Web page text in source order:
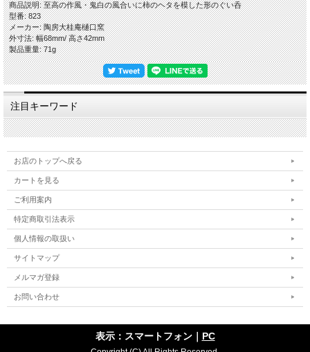
◎酒注ぎ－器の縁に酒を注ぐための注ぎ口が付いていることから片口とも言われて
おりますが、当店では装飾的に片口にしている器があることから酒注ぎとして分類
しております。
〇徳利と酒注ぎの違い ・徳利は細い首があることで燗酒が冷めにくいといった反
面、器を洗浄しにくいという点があります。
・酒注ぎは口径が大きいことから燗酒が冷めやすいといった反面、器を洗浄しやす
く湯冷ましやドレッシング入れにもご使用いただけます。
「酒器のお取り扱いについて」
〇器にやさしいお取り扱い－お使いいただく前に器を水につける(アルコールの糖
分によるカビの発生を抑制します。)
から、味わいを楽しまれる方もおられます。
〇酒注ぎ・徳利で熱燗を召し上がる場合－お酒を入れる前にしばらく水につけてお
き、別の器具で燗をしたお酒を入れて下さい。
〇徳利に花を生ける場合－安心安全のため食器には薬品による水止めをしない方針
により水指漏れの可能性があり、漏れ止め処理をしてからご利用ください。
「鬼白という作風」
入れて水曳きし、乾燥させながら高台や高台脇を削り全体の形を整えしっかり乾燥
させて素焼きをし、稲刈りをした後のわらを燃やした灰が主原料のわら灰釉をたっ
ぷり掛け酸化焼成で本焼をします。
窯出しをして焼ヒビなどが無いかをしっかりチェックして完成となりますが、樋口
大桂がこの世界に入るきっかけとなりこの作風のお手本とした、三輪休和氏の抹茶
碗が雪が解け地肌が見えるようなしっとりとした風合いで、その縮みが多すぎても
…………………………………………………………………………………………………
商品説明: 至高の作風・鬼白の風合いに柿のヘタを模した形のぐい呑
型番: 823
メーカー: 陶房大桂庵樋口窯
外寸法: 幅68mm/ 高さ42mm
製品重量: 71g
注目キーワード
お店のトップへ戻る
カートを見る
ご利用案内
特定商取引法表示
個人情報の取扱い
サイトマップ
メルマガ登録
お問い合わせ
表示：スマートフォン｜ PC